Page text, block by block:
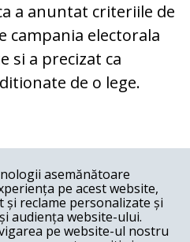
a anuntat criteriile de
campania electorala
si a precizat ca
de o lege.
asemănătoare
pe acest website,
reclame personalizate și
audiența website-ului.
pe website-ul nostru